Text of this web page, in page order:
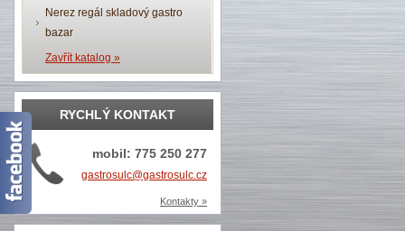
Nerez regál skladový gastro
bazar
Zavřít katalog »
RYCHLÝ KONTAKT
mobil: 775 250 277
gastrosulc@gastrosulc.cz
Kontakty »